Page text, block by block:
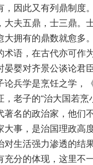
，因此又有列鼎制度
大夫五鼎，士三鼎。
大拥有的鼎数就愈多
术语，在古代亦可作
晏婴对齐景公谈论君
论兵学是烹饪之学，
老子的“治大国若烹
著名的政治家，他们
大事，是治国理政高
对生活强力渗透的结
分的体现，这里不